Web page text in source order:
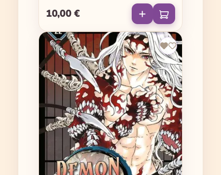
Regulärer Preis:
10,00 €